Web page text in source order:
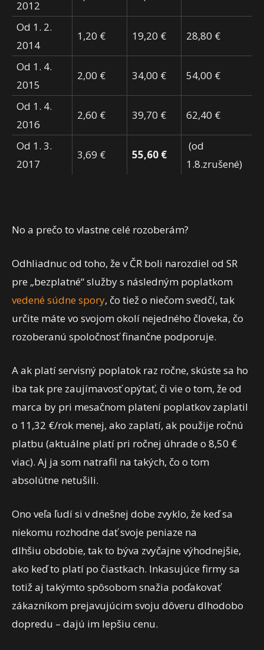
2012
Od 1. 2.
2014
1,20 € 19,20 € 28,80 €
Od 1. 4.
2015
2,00 € 34,00 € 54,00 €
Od 1. 4.
2016
2,60 € 39,70 € 62,40 €
Od 1. 3.
2017
3,69 € 55,60 €
(od
1.8.zrušené)
No a prečo to vlastne celé rozoberám?
Odhliadnuc od toho, že v ČR boli narozdiel od SR
pre „bezplatné“ služby s následným poplatkom
vedené súdne spory, čo tiež o niečom svedčí, tak
určite máte vo svojom okolí nejedného človeka, čo
rozoberanú spoločnosť finančne podporuje.
A ak platí servisný poplatok raz ročne, skúste sa ho
iba tak pre zaujímavosť opýtať, či vie o tom, že od
marca by pri mesačnom platení poplatkov zaplatil
o 11,32 €/rok menej, ako zaplatí, ak použije ročnú
platbu (aktuálne platí pri ročnej úhrade o 8,50 €
viac). Aj ja som natrafil na takých, čo o tom
absolútne netušili.
Ono veľa ľudí si v dnešnej dobe zvyklo, že keď sa
niekomu rozhodne dať svoje peniaze na
dlhšiu obdobie, tak to býva zvyčajne výhodnejšie,
ako keď to platí po čiastkach. Inkasujúce firmy sa
totiž aj takýmto spôsobom snažia poďakovať
zákazníkom prejavujúcim svoju dôveru dlhodobo
dopredu – dajú im lepšiu cenu.